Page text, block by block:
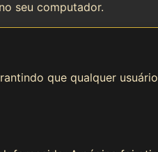
seu computador.
que qualquer